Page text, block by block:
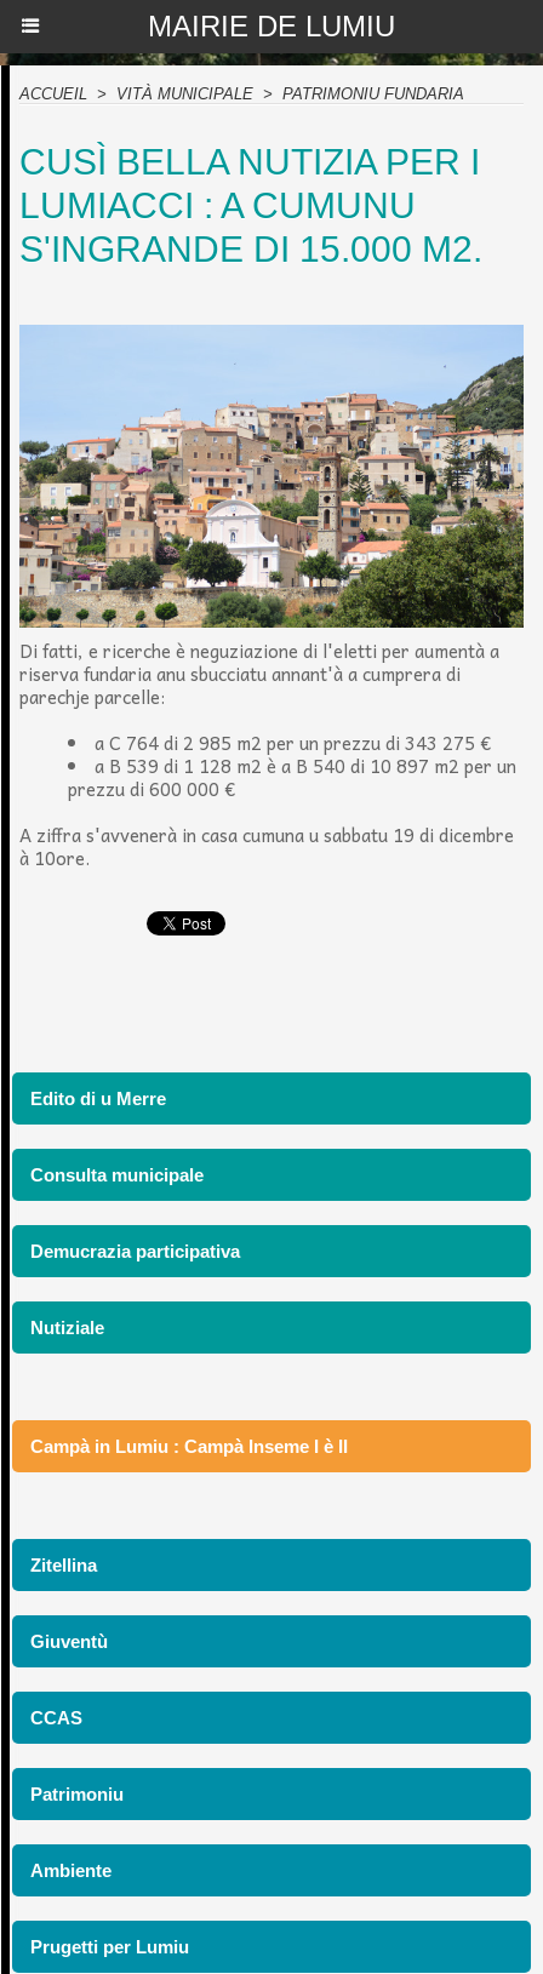
MAIRIE DE LUMIU
Edito di u Merre
Consulta municipale
Demucrazia participativa
Nutiziale
Campà in Lumiu : Campà Inseme I è II
Zitellina
Giuventù
CCAS
Patrimoniu
Ambiente
Prugetti per Lumiu
ACCUEIL > VITÀ MUNICIPALE > PATRIMONIU FUNDARIA
CUSÌ BELLA NUTIZIA PER I
LUMIACCI : A CUMUNU
S'INGRANDE DI 15.000 M2.
Di fatti, e ricerche è neguziazione di l'eletti per aumentà a
riserva fundaria anu sbucciatu annant'à a cumprera di
parechje parcelle:
a C 764 di 2 985 m2 per un prezzu di 343 275 €
a B 539 di 1 128 m2 è a B 540 di 10 897 m2 per un
prezzu di 600 000 €
A ziffra s'avvenerà in casa cumuna u sabbatu 19 di dicembre
à 10ore.